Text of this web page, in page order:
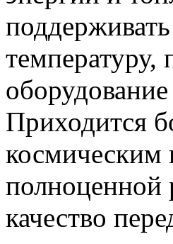
Приходится
космическим
полноценной
качество